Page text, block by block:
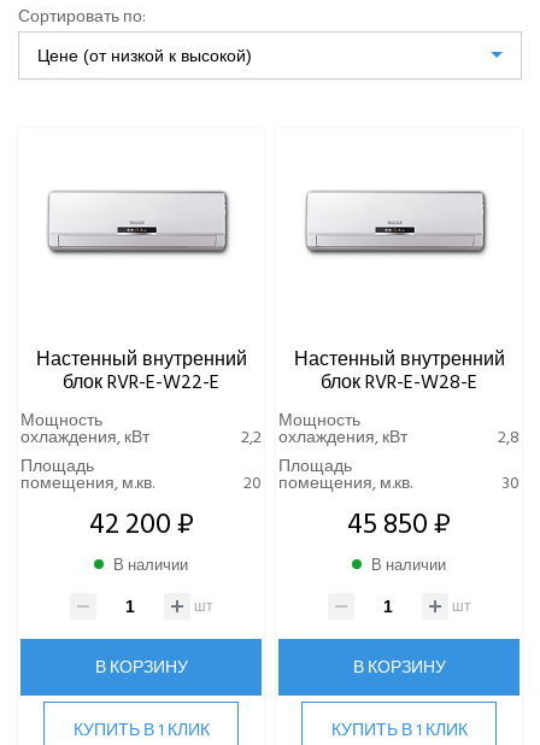
ЧИЛЛЕРЫ
ПРЕЦИЗИОННЫЕ КОНДИЦИОНЕРЫ
ПРИТОЧНО-ВЫТЯЖНЫЕ УСТАНОВКИ
ТЕПЛОВЫЕ НАСОСЫ
КОМПРЕССОРНО-КОНДЕНСАТОРНЫЕ БЛОКИ
ТИП ФРЕОНА
Сортировать по:
Цене (от низкой к высокой)
Настенный внутренний
блок RVR-E-W22-E
Мощность
охлаждения, кВт
2,2
Площадь
помещения, м.кв. 20
42 200 ₽
В наличии
шт
В КОРЗИНУ
КУПИТЬ В 1 КЛИК
Настенный внутренний
блок RVR-E-W28-E
Мощность
охлаждения, кВт
2,8
Площадь
помещения, м.кв. 30
45 850 ₽
В наличии
шт
В КОРЗИНУ
КУПИТЬ В 1 КЛИК